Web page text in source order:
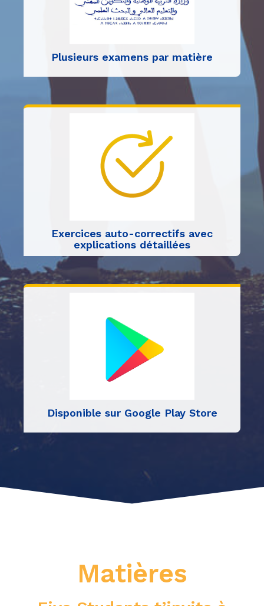
Plusieurs examens par matière
Exercices auto-correctifs avec
explications détaillées
Disponible sur Google Play Store
Matières